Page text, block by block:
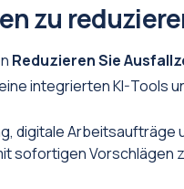
zu
Reduzieren Sie
integrierten KI-Tools
digitale Arbeitsaufträge
sofortigen Vorschlägen